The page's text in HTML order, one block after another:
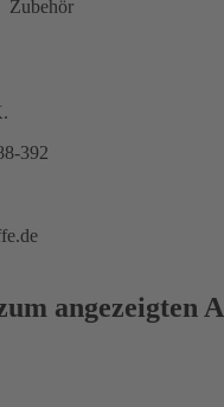
Zubehör
392
angezeigten